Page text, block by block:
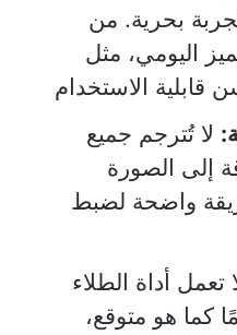
بحرية. من
اليومي، مثل
الاستخدام
لا تُترجم جميع
إلى الصورة
واضحة لضبط
تعمل أداة الطلاء
كما هو متوقع،